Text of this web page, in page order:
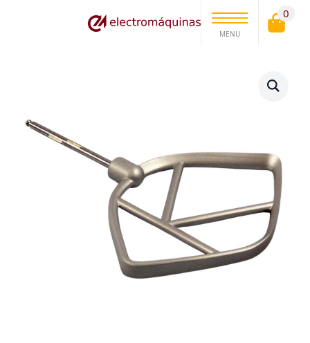
MENU
0